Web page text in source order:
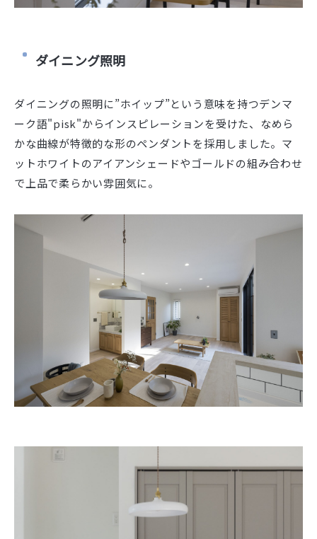
ダイニング照明
ダイニングの照明に”ホイップ”という意味を持つデンマ
ーク語"pisk"からインスピレーションを受けた、なめら
かな曲線が特徴的な形のペンダントを採用しました。マ
ットホワイトのアイアンシェードやゴールドの組み合わせ
で上品で柔らかい雰囲気に。